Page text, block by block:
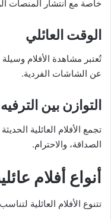
خاصة مع انتشار المنصات
الوقت العائلي
تُعتبر مشاهدة الأفلام
عن الشاشات الفردية.
التوازن بين
تجمع الأفلام العائلية
الصداقة، والاحترام.
أنواع أفلام
تتنوع الأفلام العائلية